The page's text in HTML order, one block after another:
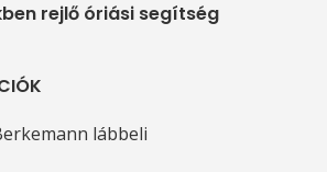
rejlő óriási segítség
lábbeli